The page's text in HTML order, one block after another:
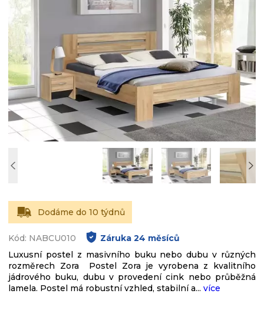
Dodáme do 10 týdnů
Kód: NABCU010 Záruka 24 měsíců
Luxusní postel z masivního buku nebo dubu v různých
rozměrech Zora Postel Zora je vyrobena z kvalitního
jádrového buku, dubu v provedení cink nebo průběžná
lamela. Postel má robustní vzhled, stabilní a... více